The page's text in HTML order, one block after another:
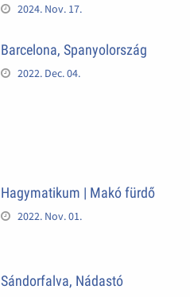
2024. Nov. 17.
Barcelona, Spanyolország
2022. Dec. 04.
Hagymatikum | Makó fürdő
2022. Nov. 01.
Sándorfalva, Nádastó